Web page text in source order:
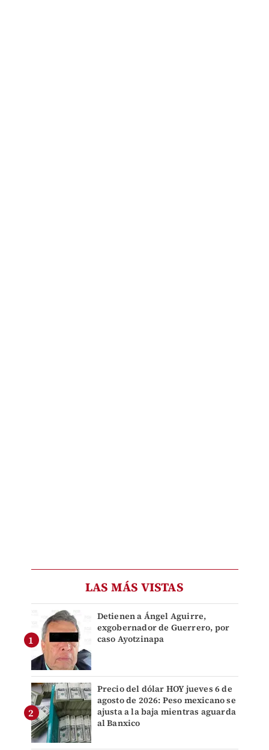
LAS MÁS VISTAS
Detienen a Ángel Aguirre,
exgobernador de Guerrero, por
caso Ayotzinapa
Precio del dólar HOY jueves 6 de
agosto de 2026: Peso mexicano se
ajusta a la baja mientras aguarda
al Banxico